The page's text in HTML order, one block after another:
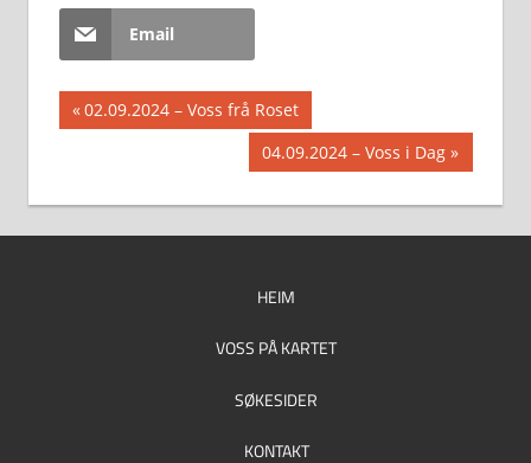
Email
Innleggsnavigasjon
Previous
Post:
02.09.2024 – Voss frå Roset
Next
Post:
04.09.2024 – Voss i Dag
HEIM
VOSS PÅ KARTET
SØKESIDER
KONTAKT